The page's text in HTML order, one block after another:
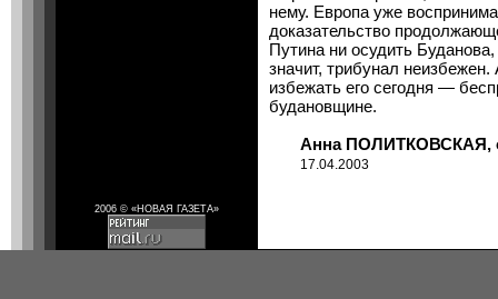
нему. Европа уже
доказательство
Путина ни осудить
значит, трибунал
избежать его сегодня —
будановщине.
Анна ПОЛИТКОВСКАЯ,
17.04.2003
2006 © «НОВАЯ ГАЗЕТА»